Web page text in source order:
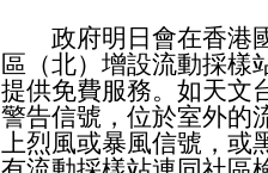
政府明日會在香港國
區（北）增設流動採樣
提供免費服務。如天文
警告信號，位於室外的
上烈風或暴風信號，